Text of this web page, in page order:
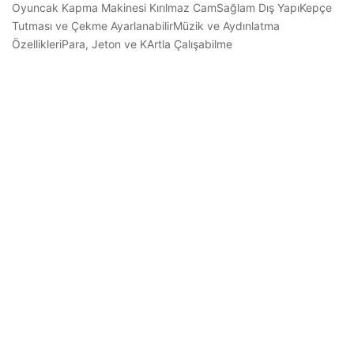
Oyuncak Kapma Makinesi Kırılmaz CamSağlam Dış YapıKepçe
Tutması ve Çekme AyarlanabilirMüzik ve Aydınlatma
ÖzellikleriPara, Jeton ve KArtla Çalışabilme